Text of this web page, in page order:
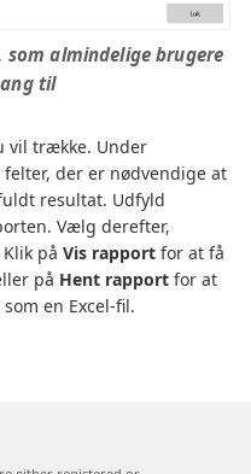
som almindelige brugere
til
vil trække. Under
der er nødvendige at
resultat. Udfyld
Vælg derefter,
på Vis rapport for at få
på Hent rapport for at
en Excel-fil.